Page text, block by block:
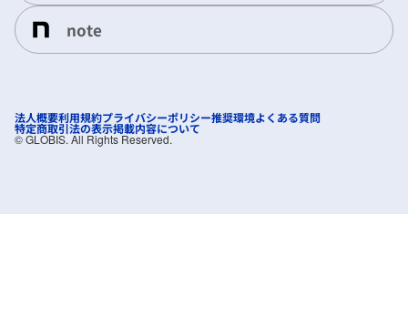
note
法人概要利用規約プライバシーポリシー推奨環境よくある質問
特定商取引法の表示掲載内容について
©︎ GLOBIS. All Rights Reserved.